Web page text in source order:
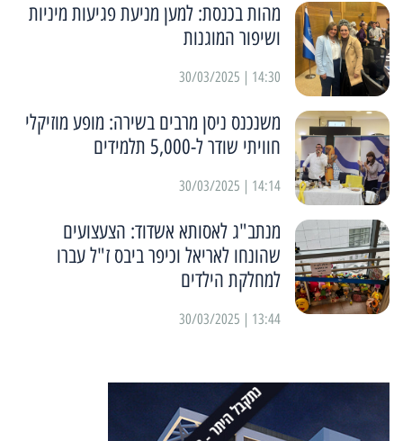
מהות בכנסת: למען מניעת פגיעות מיניות
ושיפור המוגנות
14:30 | 30/03/2025
משנכנס ניסן מרבים בשירה: מופע מוזיקלי
חוויתי שודר ל-5,000 תלמידים
14:14 | 30/03/2025
מנתב"ג לאסותא אשדוד: הצעצועים
שהונחו לאריאל וכיפר ביבס ז"ל עברו
למחלקת הילדים
13:44 | 30/03/2025